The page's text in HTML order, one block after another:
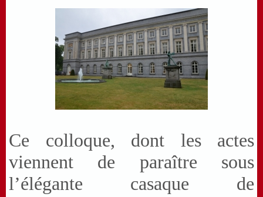
Ce colloque, dont les actes
viennent de paraître sous
l’élégante casaque de